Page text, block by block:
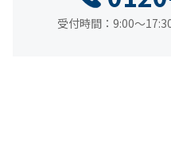
受付時間：9:00～